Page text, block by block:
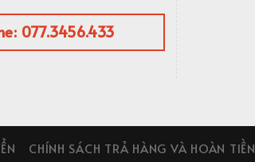
077.3456.433
CHÍNH SÁCH TRẢ HÀNG VÀ HOÀN TIỀN